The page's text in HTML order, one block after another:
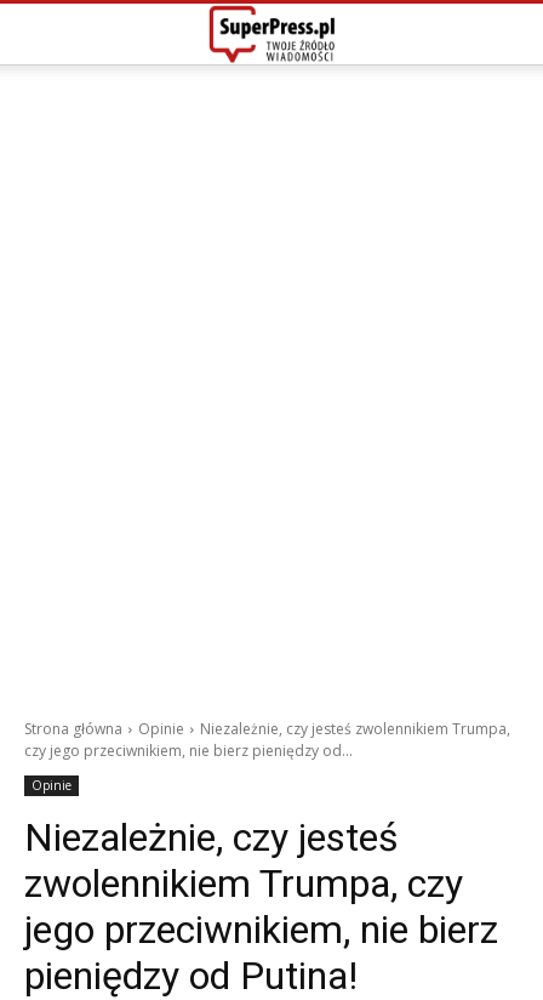
Strona główna Opinie
Niezależnie, czy jesteś zwolennikiem Trumpa,
czy jego przeciwnikiem, nie bierz pieniędzy od...
Opinie
Niezależnie, czy jesteś
zwolennikiem Trumpa, czy
jego przeciwnikiem, nie bierz
pieniędzy od Putina!